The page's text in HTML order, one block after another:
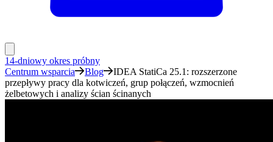
14-dniowy okres próbny
Centrum wsparcia
Blog
IDEA StatiCa 25.1: rozszerzone
przepływy pracy dla kotwiczeń, grup połączeń, wzmocnień
żelbetowych i analizy ścian ścinanych